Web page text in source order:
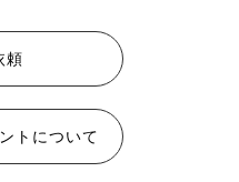
頼
トについて